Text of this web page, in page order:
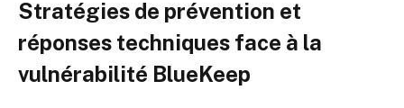
Stratégies de prévention et
réponses techniques face à la
vulnérabilité BlueKeep